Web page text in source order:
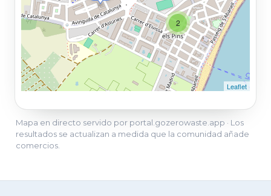
Mapa en directo servido por portal.gozerowaste.app · Los
resultados se actualizan a medida que la comunidad añade
comercios.